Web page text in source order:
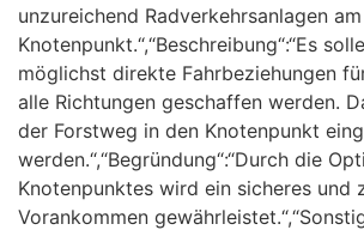
unzureichend Radverkehrsanlagen am
Knotenpunkt.“,“Beschreibung“:“Es
möglichst direkte Fahrbeziehungen
alle Richtungen geschaffen werden.
der Forstweg in den Knotenpunkt
werden.“,“Begründung“:“Durch die
Knotenpunktes wird ein sicheres und
Vorankommen